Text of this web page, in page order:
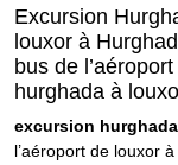
Excursion
louxor à
bus de
hurghada à
excursion
l’aéroport de louxor